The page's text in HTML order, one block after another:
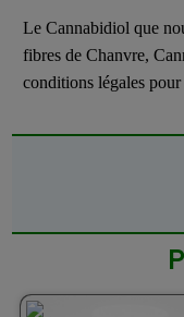
Le Cannabidiol que
fibres de Chanvre,
conditions légales